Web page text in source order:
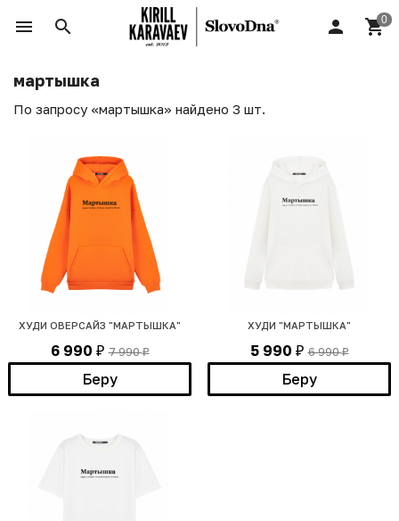
мартышка
По запросу «мартышка» найдено 3 шт.
ХУДИ ОВЕРСАЙЗ "МАРТЫШКА"
6 990 ₽ 7 990₽
Беру
ХУДИ "МАРТЫШКА"
5 990 ₽ 6 990₽
Беру